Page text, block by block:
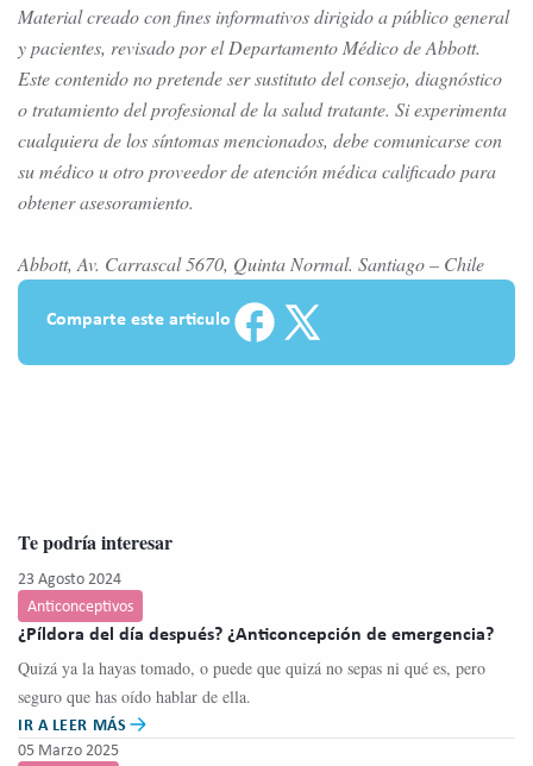
Material creado con fines informativos dirigido a público general
y pacientes, revisado por el Departamento Médico de Abbott.
Este contenido no pretende ser sustituto del consejo, diagnóstico
o tratamiento del profesional de la salud tratante. Si experimenta
cualquiera de los síntomas mencionados, debe comunicarse con
su médico u otro proveedor de atención médica calificado para
obtener asesoramiento.
Abbott, Av. Carrascal 5670, Quinta Normal. Santiago – Chile
Comparte este articulo
Te podría interesar
23 Agosto 2024
Anticonceptivos
¿Píldora del día después? ¿Anticoncepción de emergencia?
Quizá ya la hayas tomado, o puede que quizá no sepas ni qué es, pero
seguro que has oído hablar de ella.
IR A LEER MÁS
05 Marzo 2025